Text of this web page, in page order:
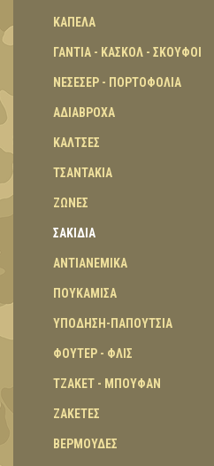
ΚΑΠΕΛΑ
ΓΑΝΤΙΑ - ΚΑΣΚΟΛ - ΣΚΟΥΦΟΙ
ΝΕΣΕΣΕΡ - ΠΟΡΤΟΦΟΛΙΑ
ΑΔΙΑΒΡΟΧΑ
ΚΑΛΤΣΕΣ
ΤΣΑΝΤΑΚΙΑ
ΖΩΝΕΣ
ΣΑΚΙΔΙΑ
ΑΝΤΙΑΝΕΜΙΚΑ
ΠΟΥΚΑΜΙΣΑ
ΥΠΟΔΗΣΗ-ΠΑΠΟΥΤΣΙΑ
ΦΟΥΤΕΡ - ΦΛΙΣ
ΤΖΑΚΕΤ - ΜΠΟΥΦΑΝ
ΖΑΚΕΤΕΣ
BEΡΜΟΥΔΕΣ